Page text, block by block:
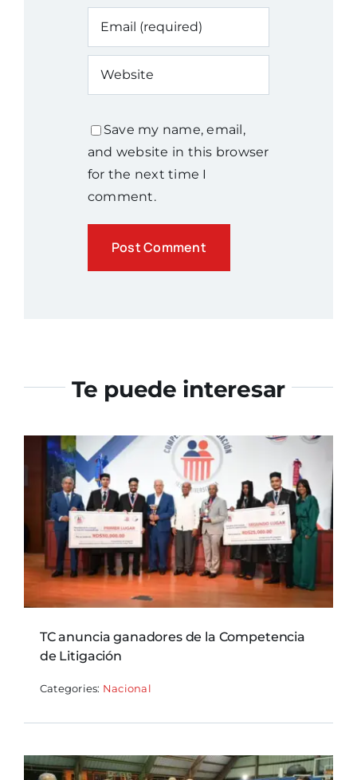
Save my name, email,
and website in this browser
for the next time I
comment.
Te puede interesar
TC anuncia ganadores de la Competencia
de Litigación
Categories: Nacional